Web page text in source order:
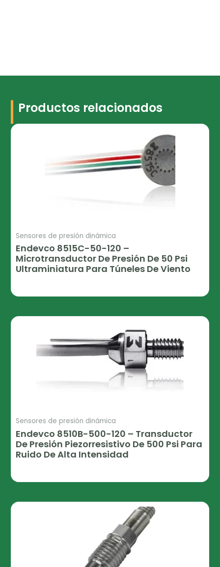
Productos relacionados
Sensores de presión dinámica
Endevco 8515C-50-120 –
Microtransductor De Presión De 50 Psi
Ultraminiatura Para Túneles De Viento
Sensores de presión dinámica
Endevco 8510B-500-120 – Transductor
De Presión Piezorresistivo De 500 Psi Para
Ruido De Alta Intensidad